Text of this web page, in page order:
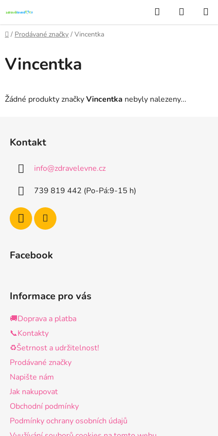
na
obsah
Hledat
KOŠÍK
Domů
/ Prodávané značky / Vincentka
Vincentka
Žádné produkty značkyVincentka nebyly nalezeny...
Kontakt
info@zdravelevne.cz
739 819 442 (Po-Pá:9-15 h)
Facebook
Informace pro vás
🚚Doprava a platba
📞Kontakty
♻️Šetrnost a udržitelnost!
Prodávané značky
Napište nám
Jak nakupovat
Obchodní podmínky
Podmínky ochrany osobních údajů